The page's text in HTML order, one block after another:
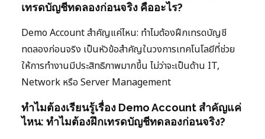
เทรดบัญชีทดลองก่อนจริง คืออะไร?
Demo Account สำคัญแค่ไหน: ทำไมต้องฝึกเทรดบัญชี
ทดลองก่อนจริง เป็นหัวข้อสำคัญในวงการเทคโนโลยีที่ช่วย
ให้การทำงานมีประสิทธิภาพมากขึ้น ไม่ว่าจะเป็นด้าน IT,
Network หรือ Server Management
ทำไมต้องเรียนรู้เรื่อง Demo Account สำคัญแค่
ไหน: ทำไมต้องฝึกเทรดบัญชีทดลองก่อนจริง?